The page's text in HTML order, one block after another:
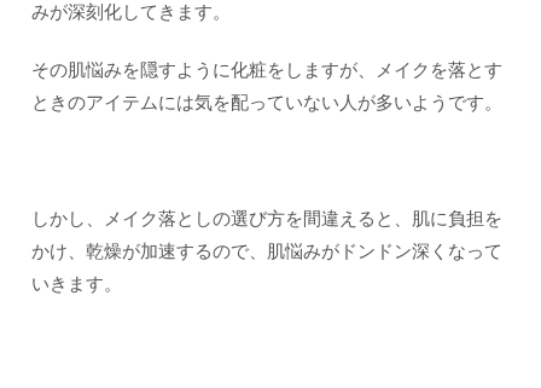
みが深刻化してきます。
その肌悩みを隠すように化粧をしますが、メイクを落とす
ときのアイテムには気を配っていない人が多いようです。
しかし、メイク落としの選び方を間違えると、肌に負担を
かけ、乾燥が加速するので、肌悩みがドンドン深くなって
いきます。